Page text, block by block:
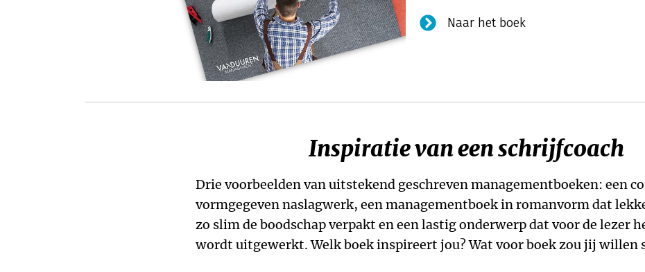
Naar het boek
Inspiratie van een schrijfcoach
Drie voorbeelden van uitstekend geschreven managementboeken: een
vormgegeven naslagwerk, een managementboek in romanvorm dat
zo slim de boodschap verpakt en een lastig onderwerp dat voor de lezer
wordt uitgewerkt. Welk boek inspireert jou? Wat voor boek zou jij willen